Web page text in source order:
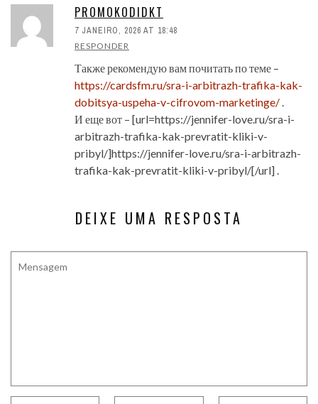
PROMOKODIDKT
7 JANEIRO, 2026 AT 18:48
RESPONDER
Также рекомендую вам почитать по теме –
https://cardsfm.ru/sra-i-arbitrazh-trafika-kak-
dobitsya-uspeha-v-cifrovom-marketinge/ .
И еще вот – [url=https://jennifer-love.ru/sra-i-
arbitrazh-trafika-kak-prevratit-kliki-v-
pribyl/]https://jennifer-love.ru/sra-i-arbitrazh-
trafika-kak-prevratit-kliki-v-pribyl/[/url] .
DEIXE UMA RESPOSTA